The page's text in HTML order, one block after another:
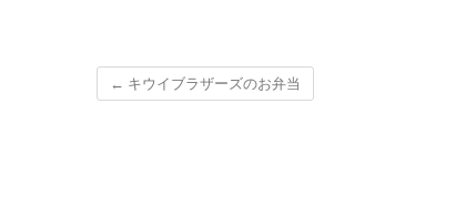
← キウイブラザーズのお弁当